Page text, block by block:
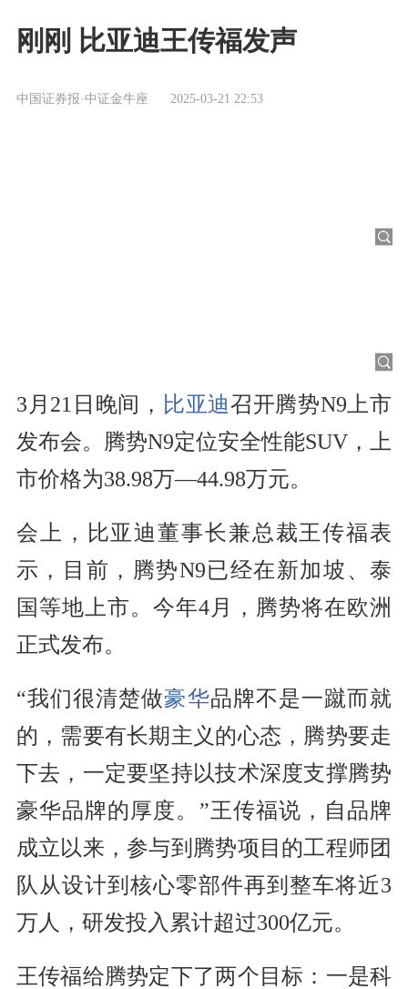
刚刚 比亚迪王传福发声
中国证券报·中证金牛座 2025-03-21 22:53
3月21日晚间， 比亚迪召开腾势N9上市
发布会。腾势N9定位安全性能SUV，上
市价格为38.98万—44.98万元。
会上，比亚迪董事长兼总裁王传福表
示，目前，腾势N9已经在新加坡、泰
国等地上市。今年4月，腾势将在欧洲
正式发布。
“我们很清楚做豪华品牌不是一蹴而就
的，需要有长期主义的心态，腾势要走
下去，一定要坚持以技术深度支撑腾势
豪华品牌的厚度。”王传福说，自品牌
成立以来，参与到腾势项目的工程师团
队从设计到核心零部件再到整车将近3
万人，研发投入累计超过300亿元。
王传福给腾势定下了两个目标：一是科